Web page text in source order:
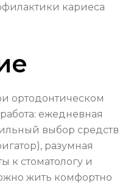
кариеса
ортодонтическом
ежедневная
выбор средств
разумная
к стоматологу и
жить комфортно